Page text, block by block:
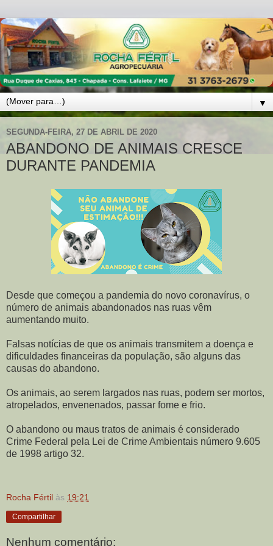
▼
SEGUNDA-FEIRA, 27 DE ABRIL DE 2020
ABANDONO DE ANIMAIS CRESCE
DURANTE PANDEMIA
Desde que começou a pandemia do novo coronavírus, o
número de animais abandonados nas ruas vêm
aumentando muito.
Falsas notícias de que os animais transmitem a doença e
dificuldades financeiras da população, são alguns das
causas do abandono.
Os animais, ao serem largados nas ruas, podem ser mortos,
atropelados, envenenados, passar fome e frio.
O abandono ou maus tratos de animais é considerado
Crime Federal pela Lei de Crime Ambientais número 9.605
de 1998 artigo 32.
Rocha Fértil às 19:21
Compartilhar
Nenhum comentário: